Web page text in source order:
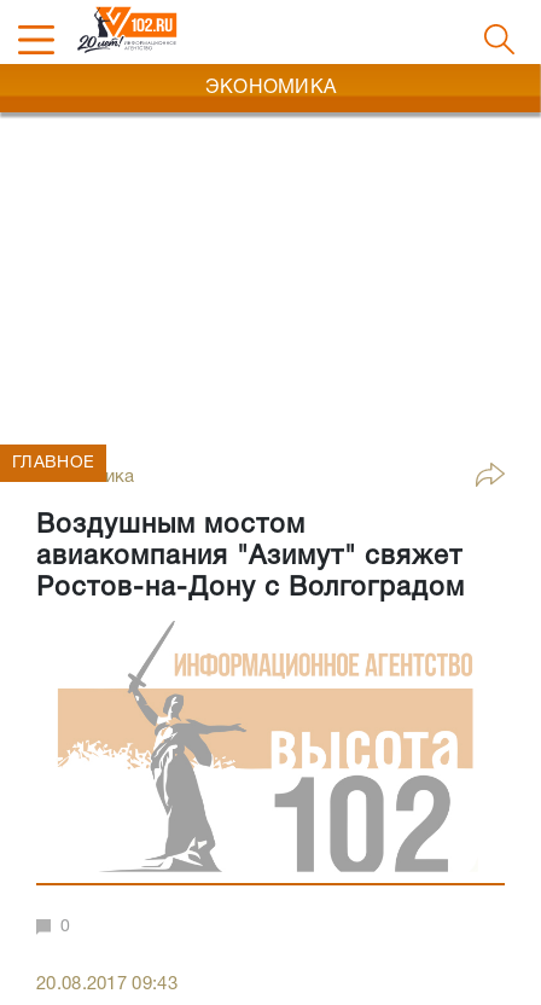
ЭКОНОМИКА
Экономика
Воздушным мостом
авиакомпания "Азимут" свяжет
Ростов-на-Дону с Волгоградом
ГЛАВНОЕ
0
20.08.2017 09:43